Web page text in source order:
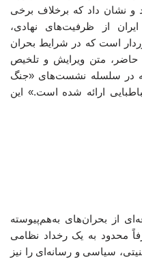
و نشان داد که برخلاف برخی
از ظرفیت‌های نهادی،
است که در شرایط بحران
حاضر، متن ویرایش و تلخیص
در سلسله نشست‌های «جنگ
ارائه شده است.» این
از بحران‌های به‌هم‌پیوسته
محدود به یک رخداد نظامی
سیاسی و رسانه‌ای را نیز